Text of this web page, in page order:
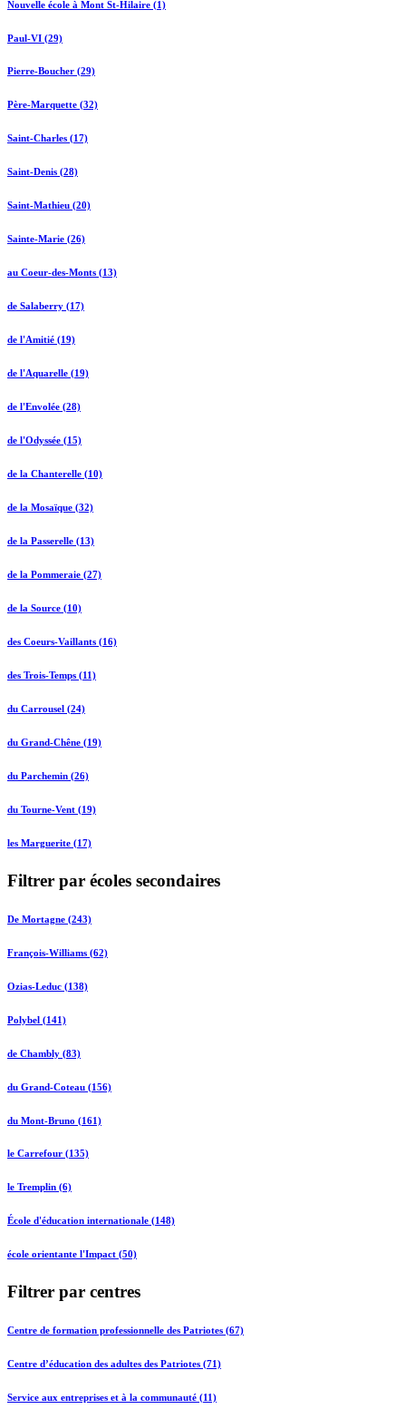
Nouvelle école à Mont St-Hilaire (1)
Paul-VI (29)
Pierre-Boucher (29)
Père-Marquette (32)
Saint-Charles (17)
Saint-Denis (28)
Saint-Mathieu (20)
Sainte-Marie (26)
au Coeur-des-Monts (13)
de Salaberry (17)
de l'Amitié (19)
de l'Aquarelle (19)
de l'Envolée (28)
de l'Odyssée (15)
de la Chanterelle (10)
de la Mosaïque (32)
de la Passerelle (13)
de la Pommeraie (27)
de la Source (10)
des Coeurs-Vaillants (16)
des Trois-Temps (11)
du Carrousel (24)
du Grand-Chêne (19)
du Parchemin (26)
du Tourne-Vent (19)
les Marguerite (17)
Filtrer par écoles secondaires
De Mortagne (243)
François-Williams (62)
Ozias-Leduc (138)
Polybel (141)
de Chambly (83)
du Grand-Coteau (156)
du Mont-Bruno (161)
le Carrefour (135)
le Tremplin (6)
École d'éducation internationale (148)
école orientante l'Impact (50)
Filtrer par centres
Centre de formation professionnelle des Patriotes (67)
Centre d’éducation des adultes des Patriotes (71)
Service aux entreprises et à la communauté (11)